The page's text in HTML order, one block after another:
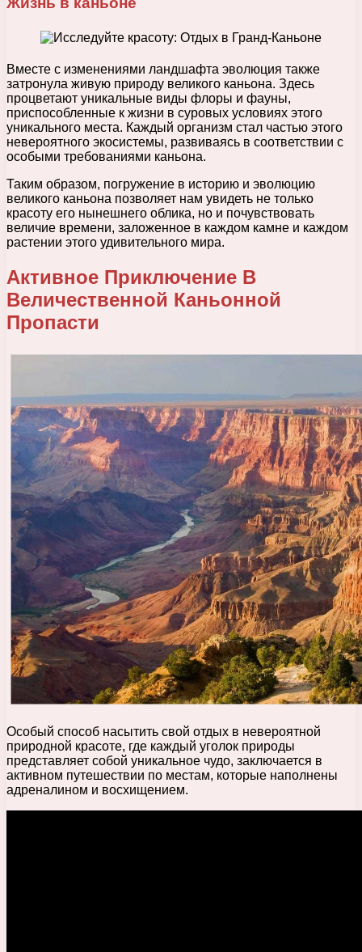
Вместе с изменениями ландшафта эволюция также
затронула живую природу великого каньона. Здесь
процветают уникальные виды флоры и фауны,
приспособленные к жизни в суровых условиях этого
уникального места. Каждый организм стал частью этого
невероятного экосистемы, развиваясь в соответствии с
особыми требованиями каньона.
Таким образом, погружение в историю и эволюцию
великого каньона позволяет нам увидеть не только
красоту его нынешнего облика, но и почувствовать
величие времени, заложенное в каждом камне и каждом
растении этого удивительного мира.
Активное Приключение В
Величественной Каньонной
Пропасти
Особый способ насытить свой отдых в невероятной
природной красоте, где каждый уголок природы
представляет собой уникальное чудо, заключается в
активном путешествии по местам, которые наполнены
адреналином и восхищением.